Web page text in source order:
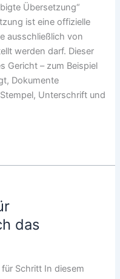
Übersetzung“
ist eine offizielle
ausschließlich von
werden darf. Dieser
Gericht – zum Beispiel
Dokumente
Unterschrift und
das
Schritt In diesem